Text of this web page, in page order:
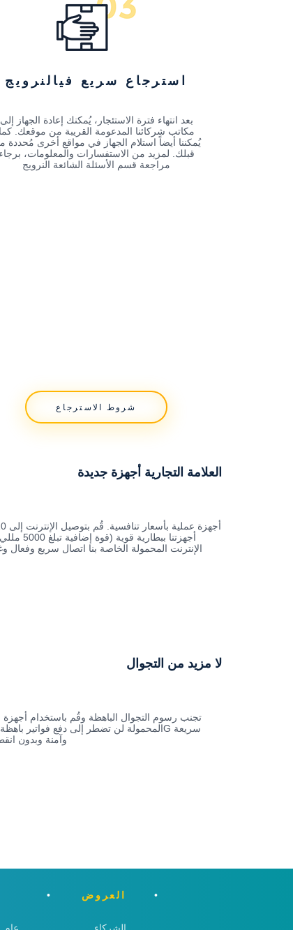
استرجاع سريع فيالنرويج
بعد انتهاء فترة الاستئجار، يُمكنك إعادة الجهاز إلى
مكاتب شركائنا المدعومة القريبة من موقعك. كما
يُمكننا أيضاً استلام الجهاز في مواقع أخرى مُحددة
قبلك. لمزيد من الاستفسارات والمعلومات، برجاء
مراجعة قسم الأسئلة الشائعة النرويج
شروط الاسترجاع
العلامة التجارية أجهزة جديدة
أجهزتنا
الإنترنت المحمولة الخاصة بنا اتصال سريع وفعال
لا مزيد من التجوال
تجنب رسوم التجوال الباهظة وقُم باستخدام أجهزة
وآمنة وبدون
العروض